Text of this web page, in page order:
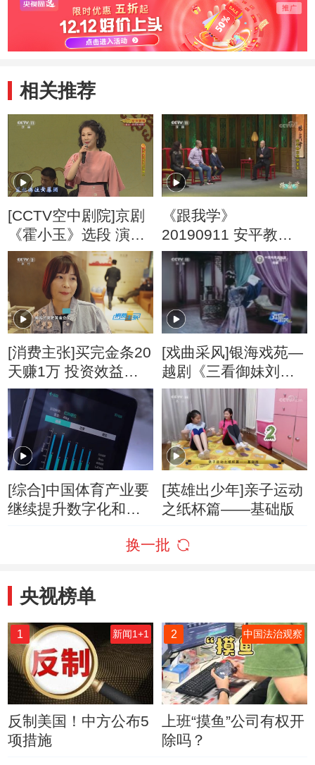
相关推荐
[CCTV空中剧院]京剧
《霍小玉》选段 演
唱：常秋月
《跟我学》
20190911 安平教京
剧《铡美案》
[消费主张]买完金条20
天赚1万 投资效益惊
人
[戏曲采风]银海戏苑—
越剧《三看御妹刘金
定》
[综合]中国体育产业要
继续提升数字化和智
[英雄出少年]亲子运动
之纸杯篇——基础版
换一批
央视榜单
1 新闻1+1
反制美国！中方公布5
项措施
2 中国法治观察
上班“摸鱼”公司有权开
除吗？